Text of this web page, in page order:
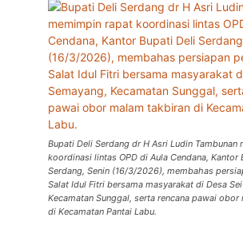
Bupati Deli Serdang dr H Asri Ludin Tambunan
koordinasi lintas OPD di Aula Cendana, Kantor
Serdang, Senin (16/3/2026), membahas
Salat Idul Fitri bersama masyarakat di Desa
Kecamatan Sunggal, serta rencana pawai obor
di Kecamatan Pantai Labu.